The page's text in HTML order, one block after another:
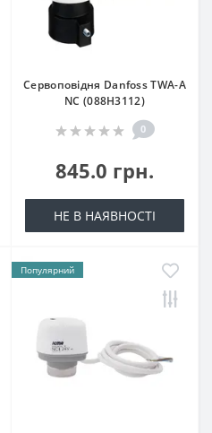
Сервоповідня Danfoss ТWA-A
NC (088H3112)
0
845.0 грн.
НЕ В НАЯВНОСТІ
Популярний